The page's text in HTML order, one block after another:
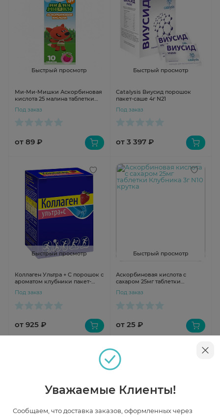
Быстрый просмотр
Ми-Ми-Мишки Аскорбиновая
кислота 25 малина таблетки
Под заказ
от 89 ₽
Быстрый просмотр
Catalysis Виусид порошок
пакет-саше 4г N21
Под заказ
от 3 397 ₽
Быстрый просмотр
Коллаген Ультра + С порошок с
ароматом клубники пакет-
Под заказ
от 925 ₽
Быстрый просмотр
Аскорбиновая кислота с
сахаром 25мг таблетки
Под заказ
от 25 ₽
Уважаемые Клиенты!
Сообщаем, что доставка заказов, оформленных через